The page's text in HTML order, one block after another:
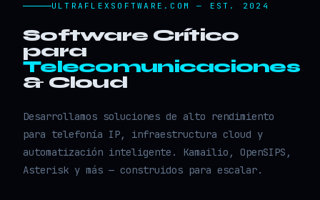
ULTRAFLEXSOFTWARE.COM — EST. 2024
Software Crítico
para
Telecomunicaciones
& Cloud
Desarrollamos soluciones de alto rendimiento
para telefonía IP, infraestructura cloud y
automatización inteligente. Kamailio, OpenSIPS,
Asterisk y más — construidos para escalar.